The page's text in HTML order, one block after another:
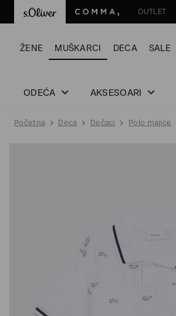
OUTLET
ŽENE MUŠKARCI DECA SALE
ODEĆA AKSESOARI
Početna Deca Dečaci Polo majice